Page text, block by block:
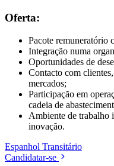
Oferta:
Pacote remuneratório
Integração numa
Oportunidades de
Contacto com
mercados;
Participação em
cadeia de
Ambiente de trabalho
inovação.
Espanhol Transitário
Candidatar-se